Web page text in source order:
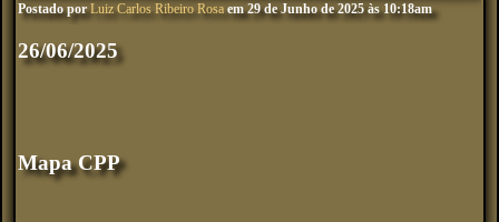
Postado porLuiz Carlos Ribeiro Rosa em 29 de Junho de 2025 às 10:18am
26/06/2025
Mapa CPP